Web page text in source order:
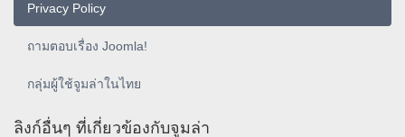
Privacy Policy
ถามตอบเรื่อง Joomla!
กลุ่มผู้ใช้จูมล่าในไทย
ลิงก์อื่นๆ ที่เกี่ยวข้องกับจูมล่า